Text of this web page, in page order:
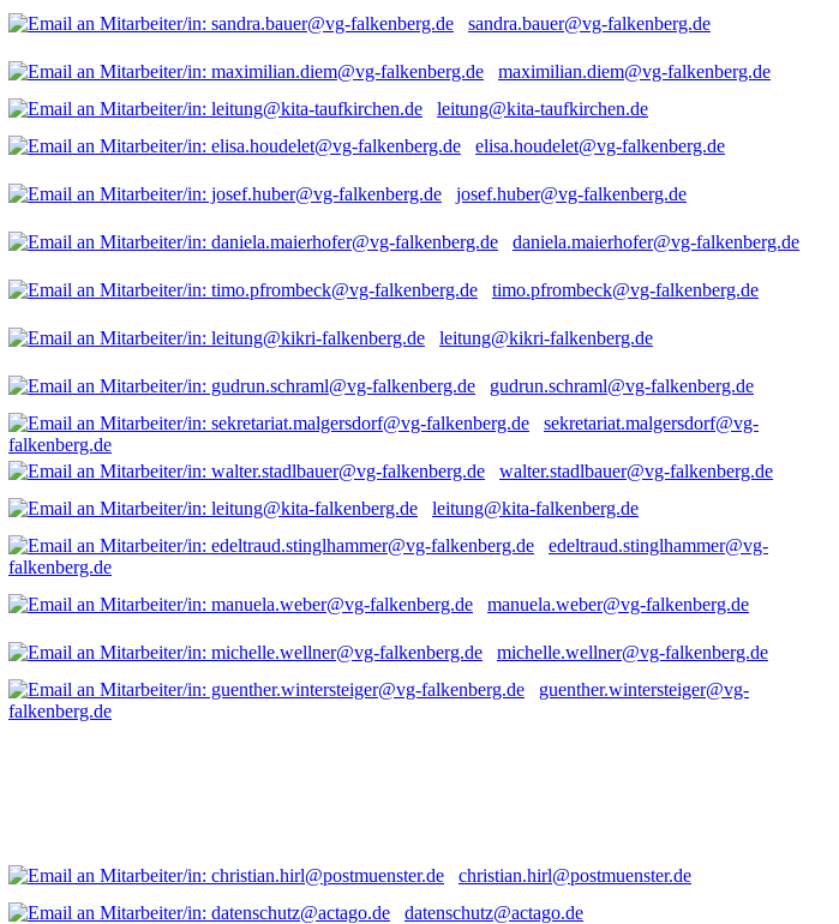
sandra.bauer@vg-falkenberg.de
maximilian.diem@vg-falkenberg.de
leitung@kita-taufkirchen.de
elisa.houdelet@vg-falkenberg.de
josef.huber@vg-falkenberg.de
daniela.maierhofer@vg-falkenberg.de
timo.pfrombeck@vg-falkenberg.de
leitung@kikri-falkenberg.de
gudrun.schraml@vg-falkenberg.de
sekretariat.malgersdorf@vg-
falkenberg.de
walter.stadlbauer@vg-falkenberg.de
leitung@kita-falkenberg.de
edeltraud.stinglhammer@vg-
falkenberg.de
manuela.weber@vg-falkenberg.de
michelle.wellner@vg-falkenberg.de
guenther.wintersteiger@vg-
falkenberg.de
christian.hirl@postmuenster.de
datenschutz@actago.de